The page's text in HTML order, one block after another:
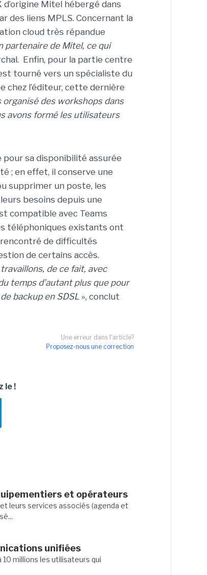
Mitel hébergé dans
des liens MPLS. Concernant la
cloud très répandue
partenaire de Mitel, ce qui
Enfin, pour la partie centre
tourné vers un spécialiste du
chez l’éditeur, cette dernière
organisé des workshops dans
avons formé les utilisateurs
sa disponibilité assurée
; en effet, il conserve une
supprimer un poste, les
besoins depuis une
compatible avec Teams
téléphoniques existants ont
de difficultés
de certains accès.
de ce fait, avec
temps d’autant plus que pour
backup en SDSL », conclut
Une erreur dans l'article?
Proposez-nous une correction
le !
et opérateurs
leurs services associés (agenda et
unifiées
10 millions les utilisateurs qui